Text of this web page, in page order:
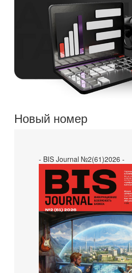
Новый номер
- BIS Journal №2(61)2026 -